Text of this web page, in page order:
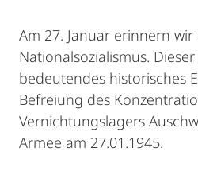
Am 27. Januar erinnern
Nationalsozialismus.
bedeutendes historisches
Befreiung des
Vernichtungslagers
Armee am 27.01.1945.